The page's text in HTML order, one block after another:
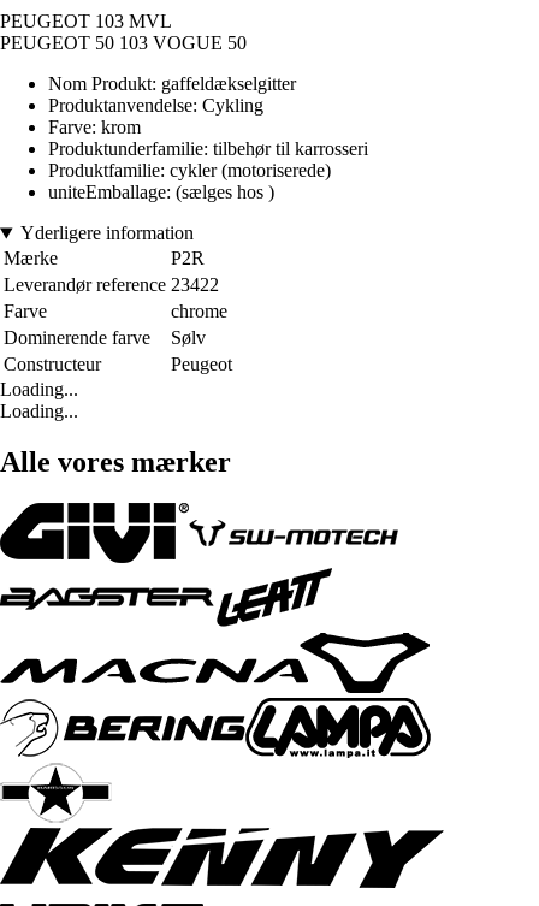
PEUGEOT 103 MVL
PEUGEOT 50 103 VOGUE 50
Nom Produkt: gaffeldækselgitter
Produktanvendelse: Cykling
Farve: krom
Produktunderfamilie: tilbehør til karrosseri
Produktfamilie: cykler (motoriserede)
uniteEmballage: (sælges hos )
Yderligere information
Mærke
P2R
Leverandør reference 23422
Farve
chrome
Dominerende farve
Sølv
Constructeur
Peugeot
Loading...
Loading...
Alle vores mærker